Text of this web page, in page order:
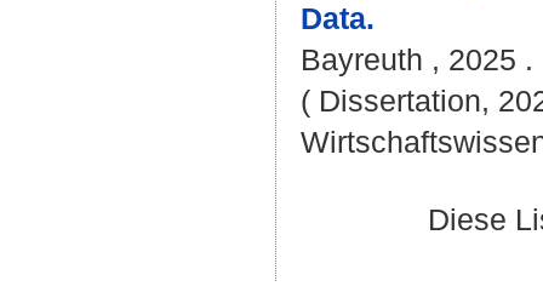
Data.
Bayreuth , 2025 .
( Dissertation,
Diese